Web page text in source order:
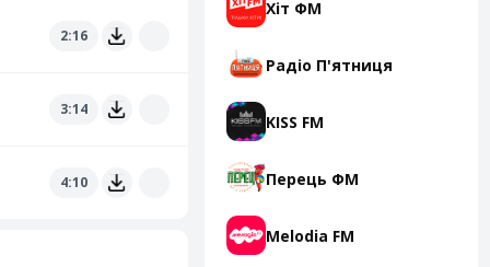
2:16
3:14
4:10
Хіт ФМ
Радіо П'ятниця
KISS FM
Перець ФМ
Melodia FM